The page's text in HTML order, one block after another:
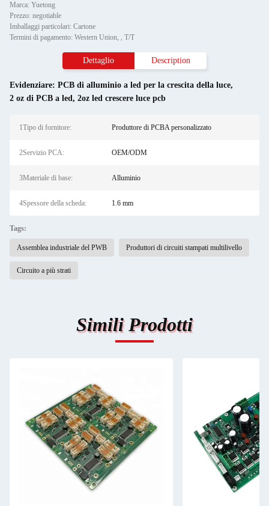
Marca: Yuetong
Prezzo: negotiable
Imballaggi particolari: Cartone
Termini di pagamento: Western Union, , T/T
Dettaglio Description
Evidenziare: PCB di alluminio a led per la crescita della luce,
2 oz di PCB a led, 2oz led crescere luce pcb
1Tipo di fornitore: Produttore di PCBA personalizzato
2Servizio PCA: OEM/ODM
3Materiale di base: Alluminio
4Spessore della scheda: 1.6 mm
Tags:
Assemblea industriale del PWB Produttori di circuiti stampati multilivello
Circuito a più strati
Simili Prodotti